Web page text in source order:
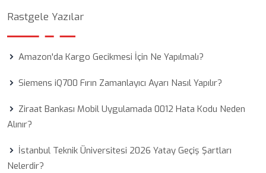
Rastgele Yazılar
Amazon'da Kargo Gecikmesi İçin Ne Yapılmalı?
Siemens iQ700 Fırın Zamanlayıcı Ayarı Nasıl Yapılır?
Ziraat Bankası Mobil Uygulamada 0012 Hata Kodu Neden
Alınır?
İstanbul Teknik Üniversitesi 2026 Yatay Geçiş Şartları
Nelerdir?